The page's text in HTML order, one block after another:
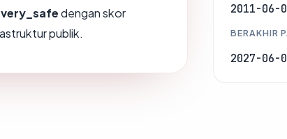
very_safedengan skor
publik.
2011-06-
BERAKHIR
2027-06-